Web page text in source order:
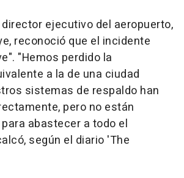
ejecutivo del aeropuerto,
reconoció que el incidente
"Hemos perdido la
a la de una ciudad
sistemas de respaldo han
pero no están
abastecer a todo el
según el diario 'The